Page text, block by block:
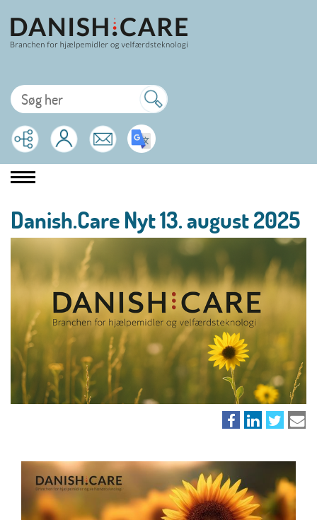
Danish.Care Nyt 13. august 2025